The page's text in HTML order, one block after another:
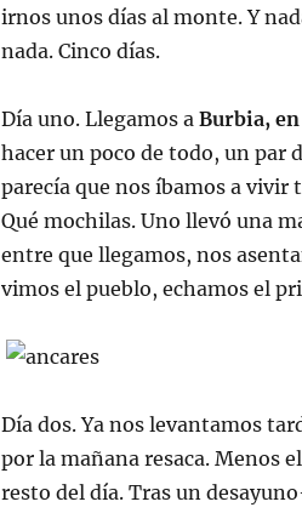
irnos unos días al monte. Y
nada. Cinco días.
Día uno. Llegamos a Burbia,
hacer un poco de todo, un par
parecía que nos íbamos a vivir
Qué mochilas. Uno llevó una
entre que llegamos, nos
vimos el pueblo, echamos el
Día dos. Ya nos levantamos
por la mañana resaca. Menos
resto del día. Tras un